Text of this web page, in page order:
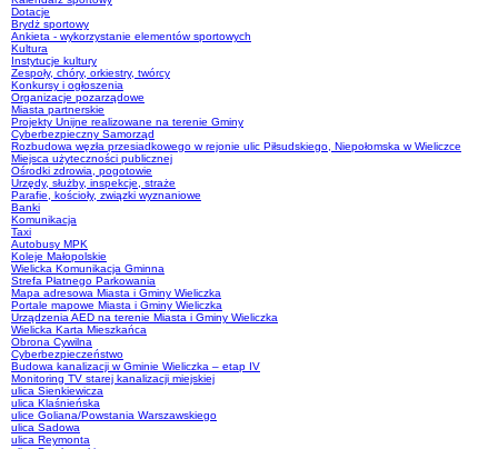
Dotacje
Brydż sportowy
Ankieta - wykorzystanie elementów sportowych
Kultura
Instytucje kultury
Zespoły, chóry, orkiestry, twórcy
Konkursy i ogłoszenia
Organizacje pozarządowe
Miasta partnerskie
Projekty Unijne realizowane na terenie Gminy
Cyberbezpieczny Samorząd
Rozbudowa węzła przesiadkowego w rejonie ulic Piłsudskiego, Niepołomska w Wieliczce
Miejsca użyteczności publicznej
Ośrodki zdrowia, pogotowie
Urzędy, służby, inspekcje, straże
Parafie, kościoły, związki wyznaniowe
Banki
Komunikacja
Taxi
Autobusy MPK
Koleje Małopolskie
Wielicka Komunikacja Gminna
Strefa Płatnego Parkowania
Mapa adresowa Miasta i Gminy Wieliczka
Portale mapowe Miasta i Gminy Wieliczka
Urządzenia AED na terenie Miasta i Gminy Wieliczka
Wielicka Karta Mieszkańca
Obrona Cywilna
Cyberbezpieczeństwo
Budowa kanalizacji w Gminie Wieliczka – etap IV
Monitoring TV starej kanalizacji miejskiej
ulica Sienkiewicza
ulica Klaśnieńska
ulice Goliana/Powstania Warszawskiego
ulica Sadowa
ulica Reymonta